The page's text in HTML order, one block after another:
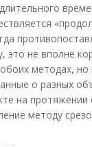
это не вполне
методах,
о разных
на протяжении
методу